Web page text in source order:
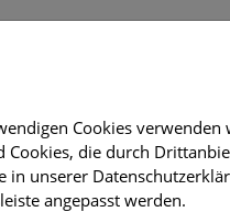
Deck 50
Cookies verwenden
die durch
unserer
angepasst werden.